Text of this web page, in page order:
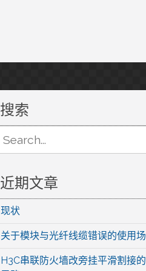
搜索
for:
近期文章
现状
关于模块与光纤线缆错误的使用
H3C串联防火墙改旁挂平滑割接